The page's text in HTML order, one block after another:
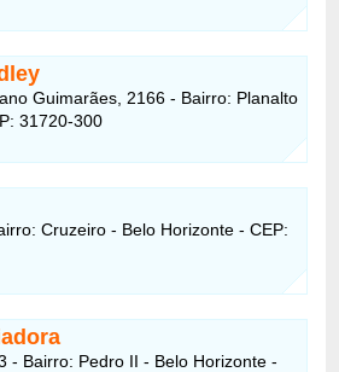
Guimarães, 2166 - Bairro: Planalto
31720-300
Cruzeiro - Belo Horizonte - CEP:
- Bairro: Pedro II - Belo Horizonte -